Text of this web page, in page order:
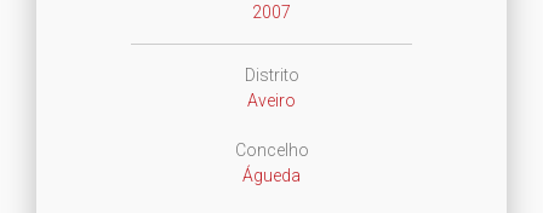
2007
Distrito
Aveiro
Concelho
Águeda